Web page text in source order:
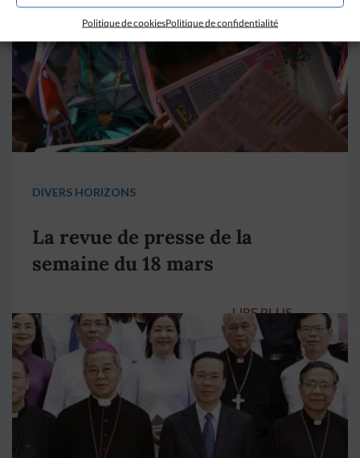
Politique de cookiesPolitique de confidentialité
DIVERS HORIZONS
La revue de presse de la
semaine du 18 mars
LIRE PLUS →